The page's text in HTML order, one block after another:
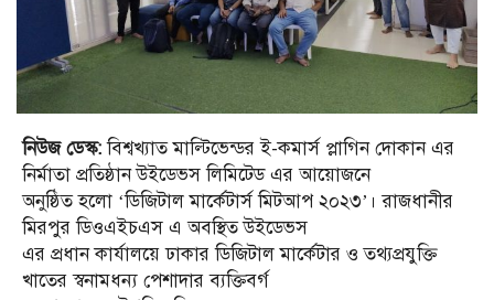
নিউজ ডেস্ক:বিশ্বখ্যাত মাল্টিভেন্ডর ই-কমার্স প্লাগিন দোকান এর
নির্মাতা প্রতিষ্ঠান উইডেভস লিমিটেড এর আয়োজনে
অনুষ্ঠিত হলো ‘ডিজিটাল মার্কেটার্স মিটআপ ২০২৩’। রাজধানীর
মিরপুর ডিওএইচএস এ অবস্থিত উইডেভস
এর প্রধান কার্যালয়ে ঢাকার ডিজিটাল মার্কেটার ও তথ্যপ্রযুক্তি
খাতের স্বনামধন্য পেশাদার ব্যক্তিবর্গ